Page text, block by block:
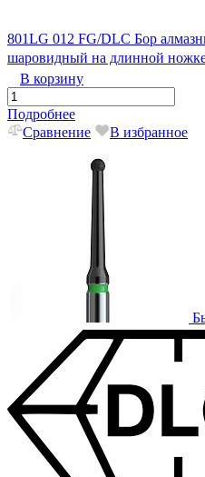
801LG 012 FG/DLC Бор
шаровидный на длинной
В корзину
Подробнее
Сравнение
В избранное